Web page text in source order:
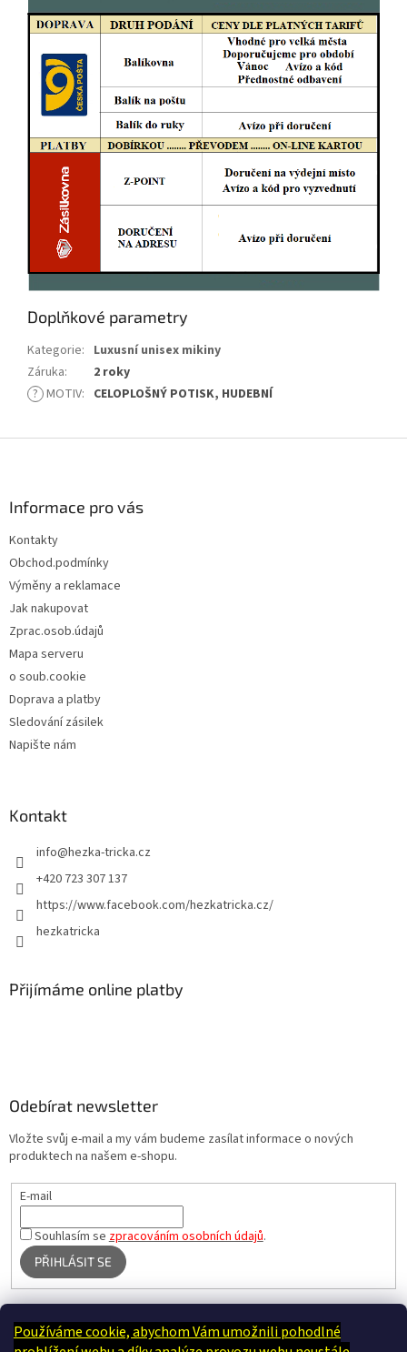
Používáme cookie, abychom Vám umožnili pohodlné
Doplňkové parametry
Kategorie: Luxusní unisex mikiny
Záruka:
2 roky
? MOTIV: CELOPLOŠNÝ POTISK, HUDEBNÍ
Informace pro vás
Kontakty
Obchod.podmínky
Výměny a reklamace
Jak nakupovat
Zprac.osob.údajů
Mapa serveru
o soub.cookie
Doprava a platby
Sledování zásilek
Napište nám
Kontakt
info@hezka-tricka.cz
+420 723 307 137
https://www.facebook.com/hezkatricka.cz/
hezkatricka
Přijímáme online platby
Odebírat newsletter
Vložte svůj e-mail a my vám budeme zasílat informace o nových
produktech na našem e-shopu.
E-mail
Souhlasím sezpracováním osobních údajů.
PŘIHLÁSIT SE
Terapie Kamínek - Dotek, který utiší tělo i duši